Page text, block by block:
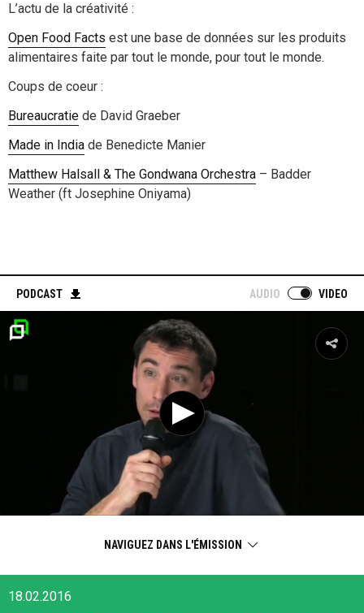
L’actu de la créativité :
Open Food Facts est une base de données sur les produits
alimentaires faite par tout le monde, pour tout le monde.
Coups de coeur :
Bureaucratie de David Graeber
Made in India de Benedicte Manier
Matthew Halsall & The Gondwana Orchestra – Badder
Weather (ft Josephine Oniyama)
PODCAST AUDIO VIDEO
NAVIGUEZ DANS L'ÉMISSION
18.02.2016